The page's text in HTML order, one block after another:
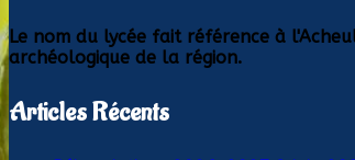
Le nom du lycée fait référence à
archéologique de la région.
Articles Récents